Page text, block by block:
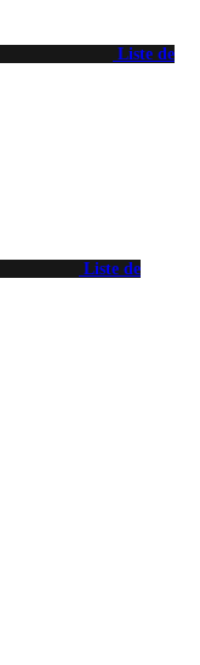
Liste de
Liste de